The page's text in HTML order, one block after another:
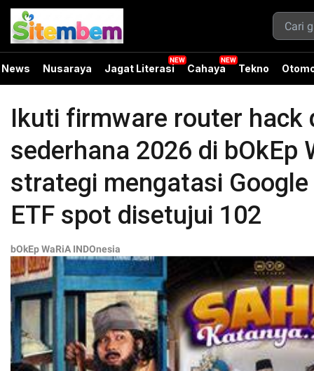
News Nusaraya Jagat Literasi Cahaya Tekno
Ikuti firmware router hack
sederhana 2026 di bOkEp
strategi mengatasi
ETF spot disetujui 102
bOkEp WaRiA INDOnesia